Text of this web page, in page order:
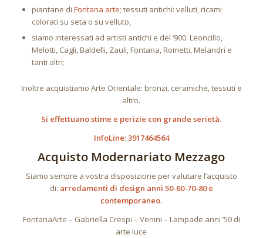
piantane di Fontana arte; tessuti antichi: velluti, ricami
colorati su seta o su velluto,
siamo interessati ad artisti antichi e del ‘900: Leoncillo,
Melotti, Cagli, Baldelli, Zauli, Fontana, Rometti, Melandri e
tanti altri;
Inoltre acquistiamo Arte Orientale: bronzi, ceramiche, tessuti e
altro.
Si effettuano stime e perizie con grande serietà.
InfoLine: 3917464564
Acquisto Modernariato Mezzago
Siamo sempre a vostra disposizione per valutare l’acquisto
di: arredamenti di design anni 50-60-70-80 e
contemporaneo.
FontanaArte – Gabriella Crespi – Venini – Lampade anni ’50 di
arte luce